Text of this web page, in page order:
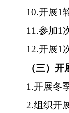
10.开展1
11.参加1
12.开展1
（三）
1.开展冬
2.组织开